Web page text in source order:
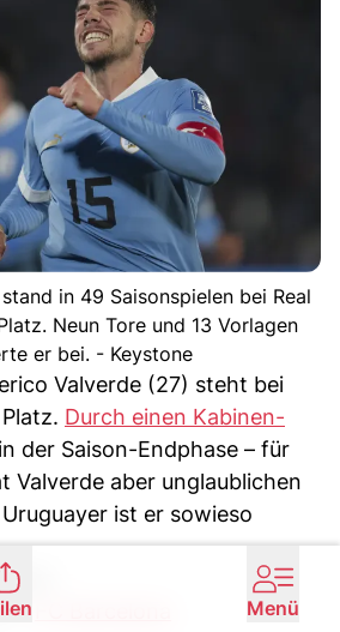
in 49 Saisonspielen bei Real
Neun Tore und 13 Vorlagen
er bei. - Keystone
Valverde (27) steht bei
Durch einen Kabinen-
der Saison-Endphase – für
Valverde aber unglaublichen
ist er sowieso
–
Menü